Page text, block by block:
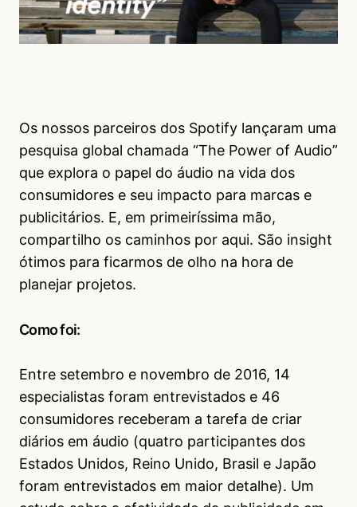
Os nossos parceiros dos Spotify lançaram uma
pesquisa global chamada “The Power of Audio”
que explora o papel do áudio na vida dos
consumidores e seu impacto para marcas e
publicitários. E, em primeiríssima mão,
compartilho os caminhos por aqui. São insight
ótimos para ficarmos de olho na hora de
planejar projetos.
Como foi:
Entre setembro e novembro de 2016, 14
especialistas foram entrevistados e 46
consumidores receberam a tarefa de criar
diários em áudio (quatro participantes dos
Estados Unidos, Reino Unido, Brasil e Japão
foram entrevistados em maior detalhe). Um